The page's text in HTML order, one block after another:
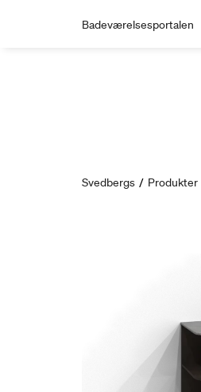
Badeværelsesportalen
Svedbergs / Produkter